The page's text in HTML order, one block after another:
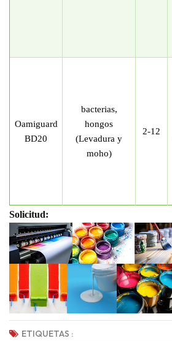
Oamiguard
BD20
bacterias,
hongos
(Levadura y
moho)
2-12
Solicitud:
ETIQUETAS :